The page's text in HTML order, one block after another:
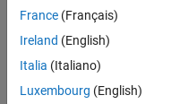
France (Français)
Ireland (English)
Italia (Italiano)
Luxembourg (English)